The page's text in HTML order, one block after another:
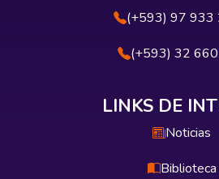
(+593) 97 933
(+593) 32
LINKS DE
Noticias
Biblioteca